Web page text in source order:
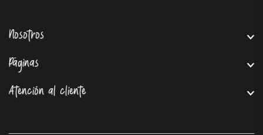
Nosotros
Páginas
Atención al cliente